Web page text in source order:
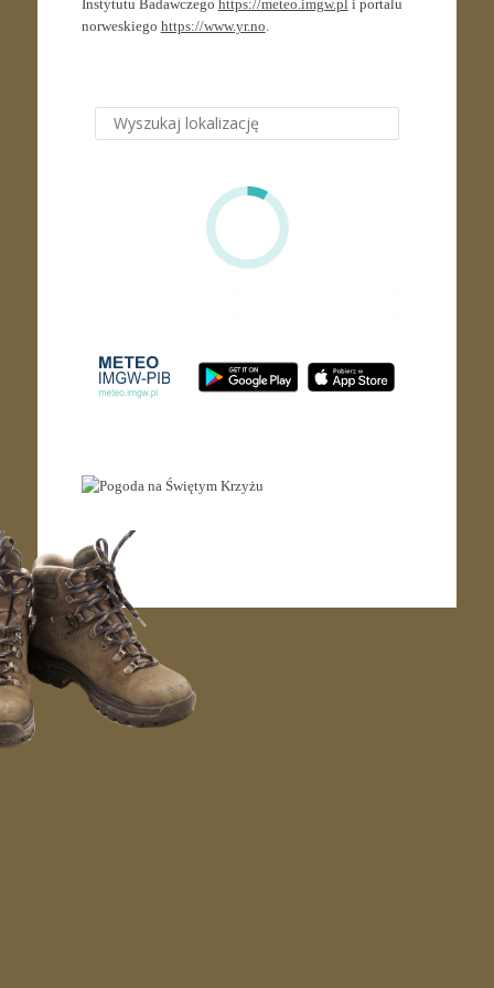
Instytutu Badawczego https://meteo.imgw.pl i portalu
norweskiego https://www.yr.no